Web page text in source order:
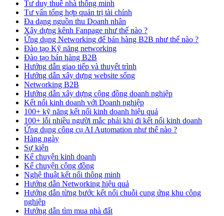
Tư duy thuê nhà thông minh
Tư vấn tổng hợp quản trị tài chính
Đa dạng nguồn thu Doanh nhân
Xây dựng kênh Fanpage như thế nào ?
Ứng dụng Networking để bán hàng B2B như thế nào ?
Đào tạo Kỹ năng networking
Đào tạo bán hàng B2B
Hướng dẫn giao tiếp và thuyết trình
Hướng dẫn xây dựng website sống
Networking B2B
Hướng dẫn xây dựng cộng đồng doanh nghiệp
Kết nối kinh doanh với Doanh nghiệp
100+ kỹ năng kết nối kinh doanh hiệu quả
100+ lỗi nhiều người mắc phải khi đi kết nối kinh doanh
Ứng dụng công cụ AI Automation như thế nào ?
Hàng ngày
Sự kiện
Kể chuyện kinh doanh
Kể chuyện cộng đồng
Nghệ thuật kết nối thông minh
Hướng dẫn Networking hiệu quả
Hướng dẫn từng bước kết nối chuỗi cung ứng khu công
nghiệp
Hướng dẫn tìm mua nhà đất